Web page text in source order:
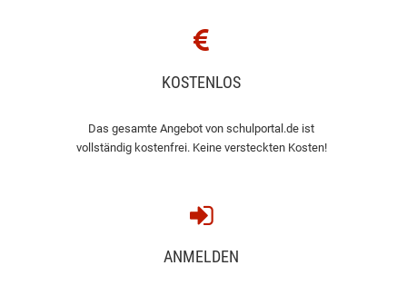
KOSTENLOS
Das gesamte Angebot von schulportal.de ist
vollständig kostenfrei. Keine versteckten Kosten!
ANMELDEN